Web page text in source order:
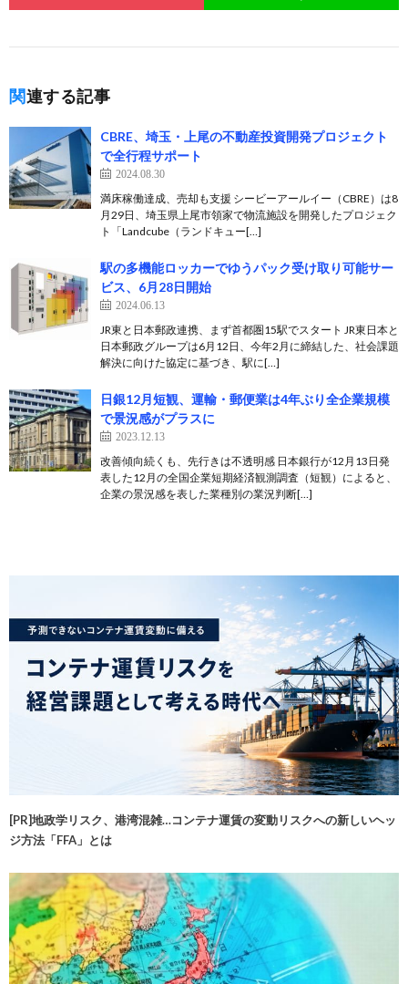
関連する記事
CBRE、埼玉・上尾の不動産投資開発プロジェクト
で全行程サポート
2024.08.30
満床稼働達成、売却も支援 シービーアールイー（CBRE）は8
月29日、埼玉県上尾市領家で物流施設を開発したプロジェク
ト「Landcube（ランドキュー[…]
駅の多機能ロッカーでゆうパック受け取り可能サー
ビス、6月28日開始
2024.06.13
JR東と日本郵政連携、まず首都圏15駅でスタート JR東日本と
日本郵政グループは6月12日、今年2月に締結した、社会課題
解決に向けた協定に基づき、駅に[…]
日銀12月短観、運輸・郵便業は4年ぶり全企業規模
で景況感がプラスに
2023.12.13
改善傾向続くも、先行きは不透明感 日本銀行が12月13日発
表した12月の全国企業短期経済観測調査（短観）によると、
企業の景況感を表した業種別の業況判断[…]
[PR]地政学リスク、港湾混雑…コンテナ運賃の変動リスクへの新しいヘッ
ジ方法「FFA」とは